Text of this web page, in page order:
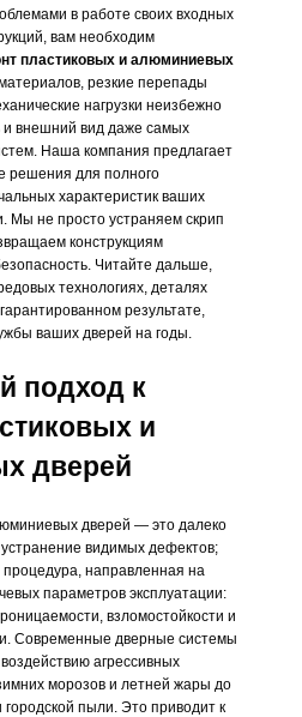
в работе своих входных
вам необходим
пластиковых и алюминиевых
резкие перепады
нагрузки неизбежно
и внешний вид даже самых
Наша компания предлагает
решения для полного
характеристик ваших
Мы не просто устраняем скрип
конструкциям
Читайте дальше,
технологиях, деталях
результате,
ваших дверей на годы.
подход к
и
дверей
дверей — это далеко
видимых дефектов;
направленная на
параметров эксплуатации:
взломостойкости и
Современные дверные системы
агрессивных
морозов и летней жары до
пыли. Это приводит к